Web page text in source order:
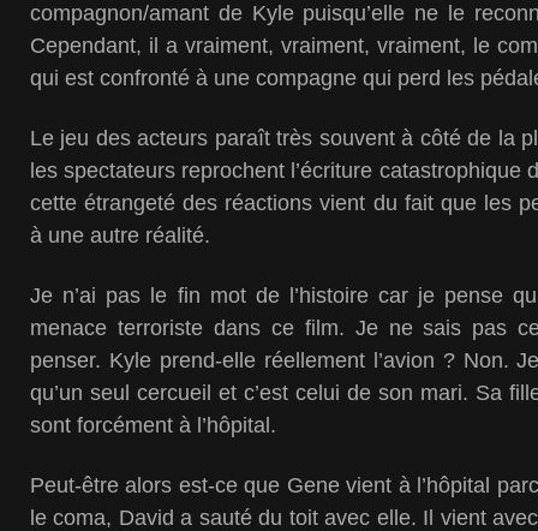
compagnon/amant de Kyle puisqu’elle ne le
Cependant, il a vraiment, vraiment, vraiment, le
qui est confronté à une compagne qui perd les
Le jeu des acteurs paraît très souvent à côté de la
les spectateurs reprochent l’écriture catastrophique
cette étrangeté des réactions vient du fait que les
à une autre réalité.
Je n’ai pas le fin mot de l’histoire car je pense
menace terroriste dans ce film. Je ne sais pas
penser. Kyle prend-elle réellement l’avion ? Non.
qu’un seul cercueil et c’est celui de son mari. Sa
sont forcément à l’hôpital.
Peut-être alors est-ce que Gene vient à l’hôpital
le coma, David a sauté du toit avec elle. Il vient